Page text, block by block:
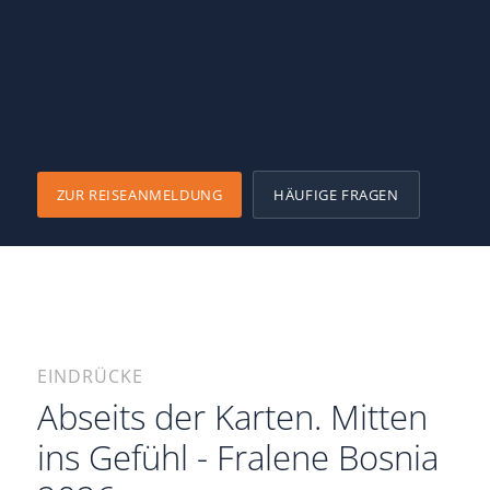
ZUR REISEANMELDUNG HÄUFIGE FRAGEN
EINDRÜCKE
Abseits der Karten. Mitten
ins Gefühl - Fralene Bosnia